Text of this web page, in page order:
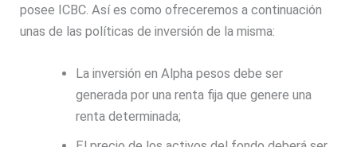
posee ICBC. Así es como ofreceremos a continuación
unas de las políticas de inversión de la misma:
La inversión en Alpha pesos debe ser
generada por una renta fija que genere una
renta determinada;